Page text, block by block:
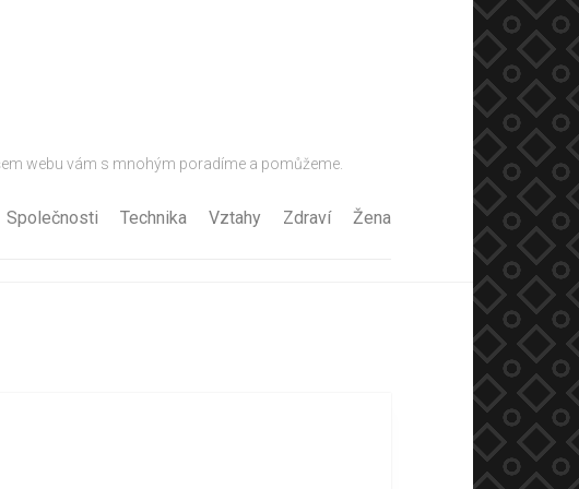
webu vám s mnohým poradíme a pomůžeme.
Společnosti Technika Vztahy Zdraví Žena